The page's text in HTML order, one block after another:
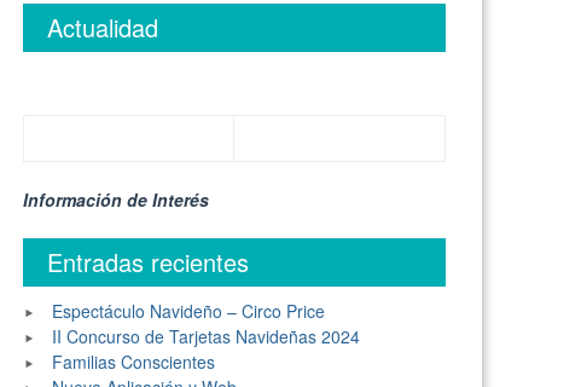
Actualidad
Información de Interés
Entradas recientes
Espectáculo Navideño – Circo Price
II Concurso de Tarjetas Navideñas 2024
Familias Conscientes